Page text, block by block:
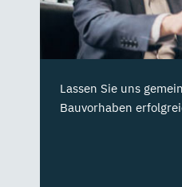
Lassen Sie uns
Bauvorhaben